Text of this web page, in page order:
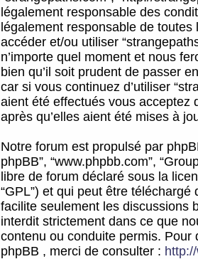
légalement responsable des
légalement responsable de
accéder et/ou utiliser
n’importe quel moment et nous
bien qu’il soit prudent de passer
car si vous continuez d’utiliser
aient été effectués vous acceptez
après qu’elles aient été mises à
Notre forum est propulsé par
phpBB”, “www.phpbb.com”,
libre de forum déclaré sous la
“GPL”) et qui peut être téléchargé
facilite seulement les discussions
interdit strictement dans ce que
contenu ou conduite permis.
phpBB , merci de consulter :